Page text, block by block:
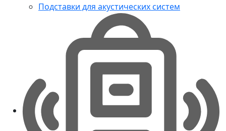
Подставки для акустических систем